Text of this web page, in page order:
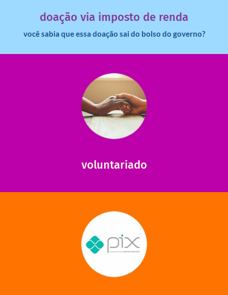
doação via imposto de renda
você sabia que essa doação sai do bolso do governo?
voluntariado
ajudar com certos assuntos. Entre em contato conosco e
saiba como nos ajudar.
saiba mais
via PIX? Elas também são muito importantes para
mantermos nossas unidades em funcionamento!
saiba mais